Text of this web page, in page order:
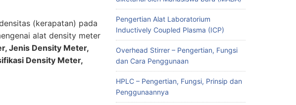
(kerapatan) pada
alat density meter
Jenis Density Meter,
Density Meter,
Pengertian Alat Laboratorium
Inductively Coupled Plasma (ICP)
Overhead Stirrer – Pengertian, Fungsi
dan Cara Penggunaan
HPLC – Pengertian, Fungsi, Prinsip dan
Penggunaannya